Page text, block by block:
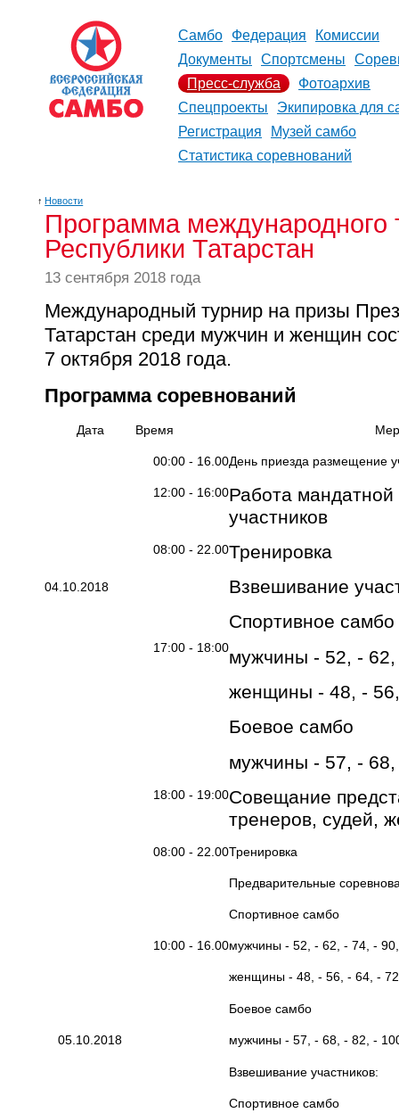
Самбо Федерация
Комиссии
Документы
Спортсмены
Пресс-служба
Фотоархив
Спецпроекты
Экипировка для
Регистрация
Музей самбо
Статистика соревнований
↑ Новости
Программа международного
Республики Татарстан
13 сентября 2018 года
Международный турнир на призы
Татарстан среди мужчин и женщин
7 октября 2018 года.
Программа соревнований
Дата Время
04.10.2018
00:00 - 16.00День приезда размещение
12:00 - 16:00Работа мандатной
участников
08:00 - 22.00Тренировка
17:00 - 18:00
Взвешивание
Спортивное самбо
мужчины - 52, - 62,
женщины - 48, - 56,
Боевое самбо
мужчины - 57, - 68,
18:00 - 19:00Совещание
тренеров, судей,
08:00 - 22.00Тренировка
Предварительные
Спортивное самбо
10:00 - 16.00мужчины - 52, - 62, - 74, - 90,
женщины - 48, - 56, - 64, -
05.10.2018
Боевое самбо
мужчины - 57, - 68, - 82, -
Взвешивание участников:
Спортивное самбо